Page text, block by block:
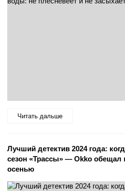
Читать дальше
Лучший детектив 2024 года:
сезон «Трассы» — Okko обещал
осенью